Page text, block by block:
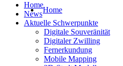
Home
Home
News
Aktuelle Schwerpunkte
Digitale Souveränität
Digitaler Zwilling
Fernerkundung
Mobile Mapping